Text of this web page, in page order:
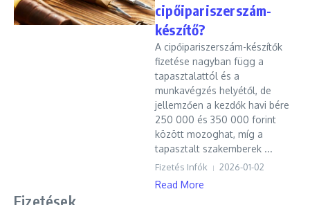
cipőipariszerszám-
készítő?
A cipőipariszerszám-készítők
fizetése nagyban függ a
tapasztalattól és a
munkavégzés helyétől, de
jellemzően a kezdők havi bére
250 000 és 350 000 forint
között mozoghat, míg a
tapasztalt szakemberek ...
Fizetés Infók 2026-01-02
Read More
Fizetések